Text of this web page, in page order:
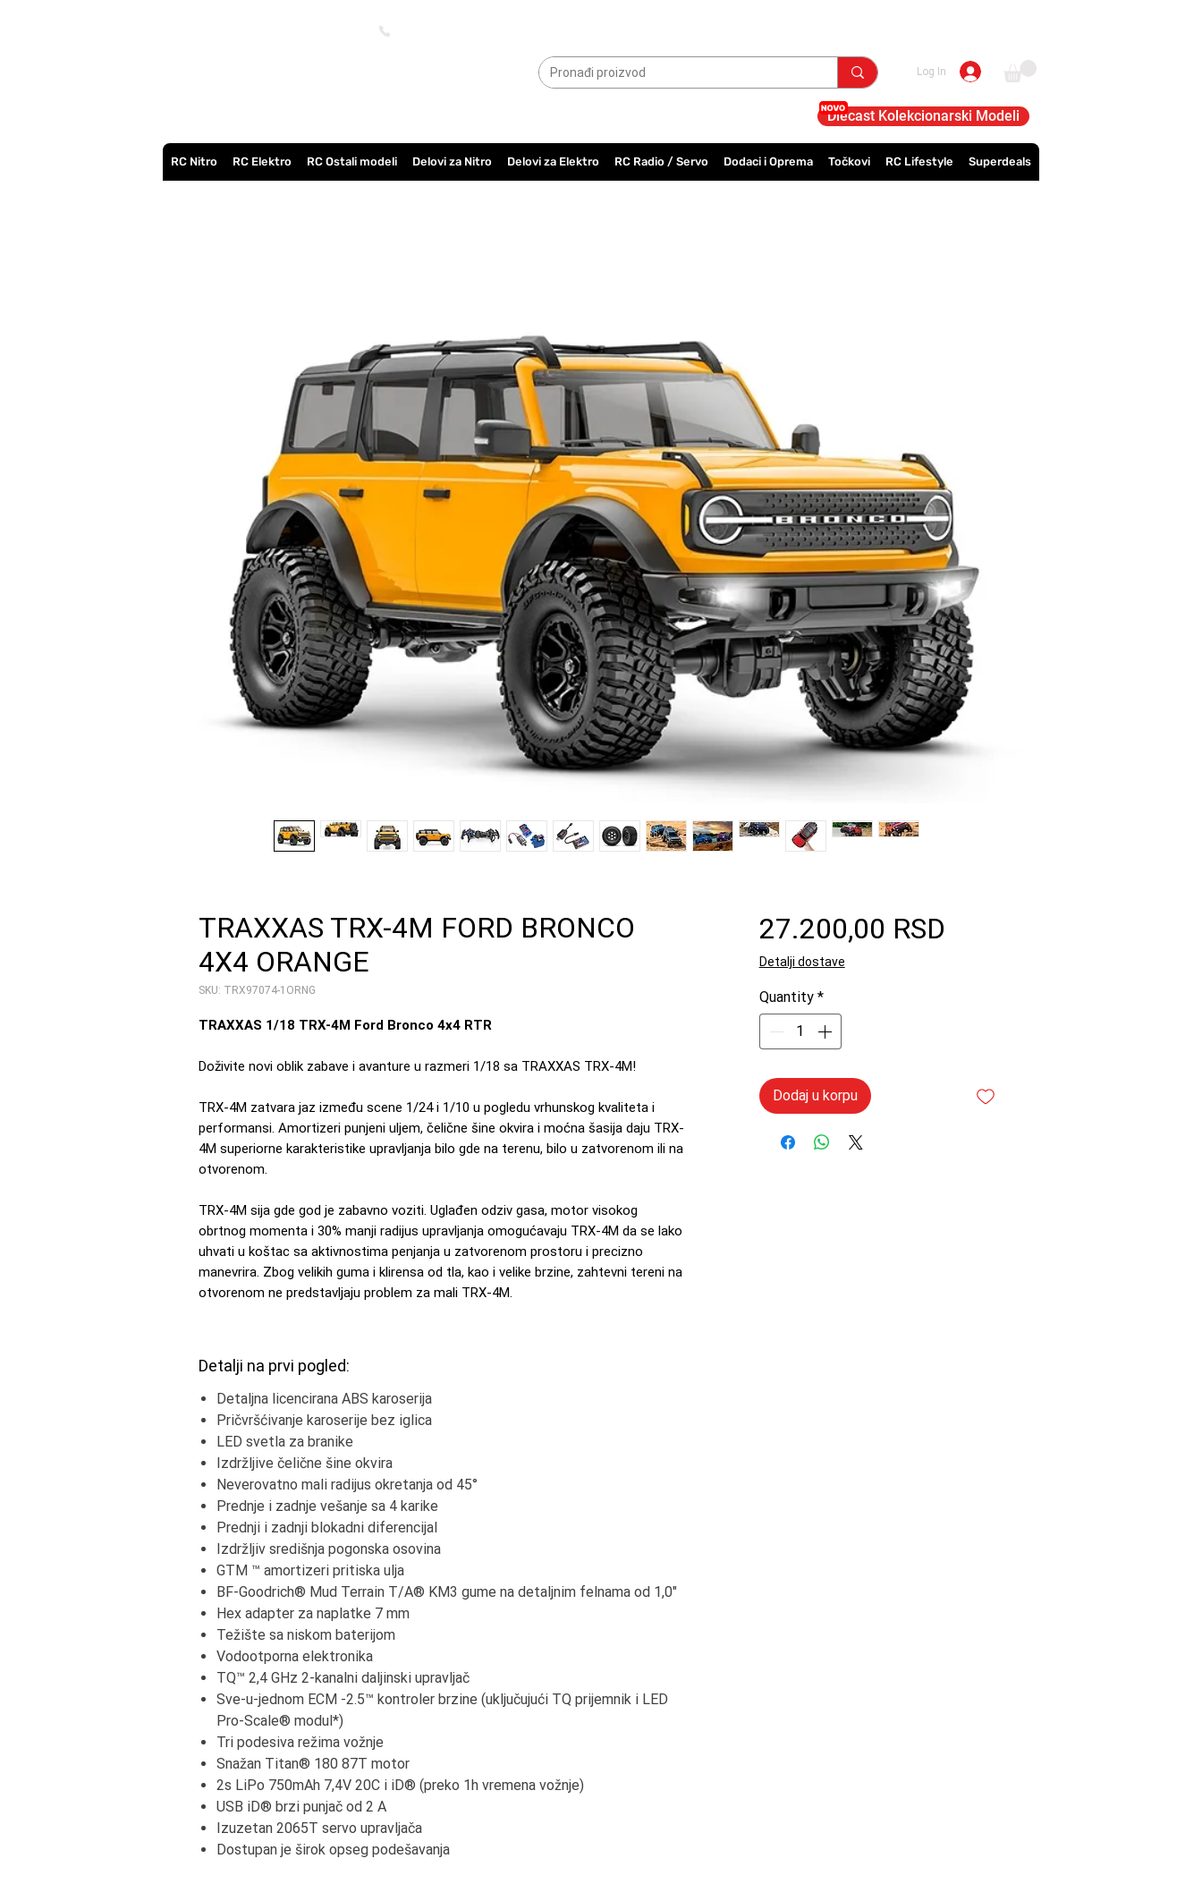
Log In
Diecast Kolekcionarski Modeli
RC Nitro RC Elektro RC Ostali modeli Delovi za Nitro Delovi za Elektro RC Radio / Servo Dodaci i Oprema Točkovi RC Lifestyle Superdeals
TRAXXAS TRX-4M FORD BRONCO
4X4 ORANGE
SKU: TRX97074-1ORNG
TRAXXAS 1/18 TRX-4M Ford Bronco 4x4 RTR
Doživite novi oblik zabave i avanture u razmeri 1/18 sa TRAXXAS TRX-4M!
TRX-4M zatvara jaz između scene 1/24 i 1/10 u pogledu vrhunskog kvaliteta i
performansi. Amortizeri punjeni uljem, čelične šine okvira i moćna šasija daju TRX-
4M superiorne karakteristike upravljanja bilo gde na terenu, bilo u zatvorenom ili na
otvorenom.
TRX-4M sija gde god je zabavno voziti. Uglađen odziv gasa, motor visokog
obrtnog momenta i 30% manji radijus upravljanja omogućavaju TRX-4M da se lako
uhvati u koštac sa aktivnostima penjanja u zatvorenom prostoru i precizno
manevrira. Zbog velikih guma i klirensa od tla, kao i velike brzine, zahtevni tereni na
otvorenom ne predstavljaju problem za mali TRX-4M.
Detalji na prvi pogled:
Detaljna licencirana ABS karoserija
Pričvršćivanje karoserije bez iglica
LED svetla za branike
Izdržljive čelične šine okvira
Neverovatno mali radijus okretanja od 45°
Prednje i zadnje vešanje sa 4 karike
Prednji i zadnji blokadni diferencijal
Izdržljiv središnja pogonska osovina
GTM ™ amortizeri pritiska ulja
BF-Goodrich® Mud Terrain T/A® KM3 gume na detaljnim felnama od 1,0"
Hex adapter za naplatke 7 mm
Težište sa niskom baterijom
Vodootporna elektronika
TQ™ 2,4 GHz 2-kanalni daljinski upravljač
Sve-u-jednom ECM -2.5™ kontroler brzine (uključujući TQ prijemnik i LED
Pro-Scale® modul*)
Tri podesiva režima vožnje
Snažan Titan® 180 87T motor
2s LiPo 750mAh 7,4V 20C i iD® (preko 1h vremena vožnje)
USB iD® brzi punjač od 2 A
Izuzetan 2065T servo upravljača
Dostupan je širok opseg podešavanja
27.200,00 RSD
Detalji dostave
Quantity *
Dodaj u korpu